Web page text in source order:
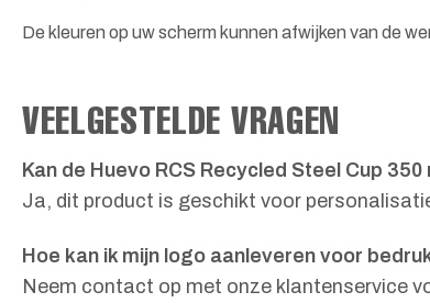
De kleuren op uw scherm kunnen afwijken van de
VEELGESTELDE VRAGEN
Kan de Huevo RCS Recycled Steel Cup
Ja, dit product is geschikt voor
Hoe kan ik mijn logo aanleveren voor
Neem contact op met onze klantenservice